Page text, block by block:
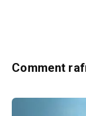
Comment